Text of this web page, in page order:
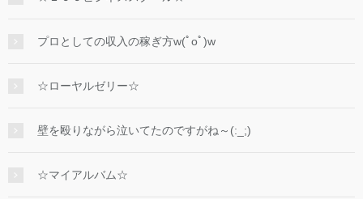
プロとしての収入の稼ぎ方w(ﾟoﾟ)w
☆ローヤルゼリー☆
壁を殴りながら泣いてたのですがね～(:_;)
☆マイアルバム☆